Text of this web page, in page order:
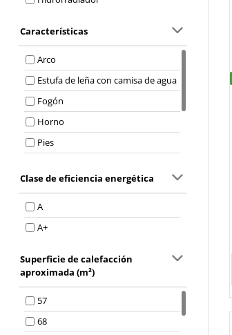
Características
Arco
Estufa de leña con camisa de agua
Fogón
Horno
Pies
Nicho
Plato caliente
Piernas
Clase de eficiencia energética
A
A+
Superficie de calefacción
aproximada (m²)
57
68